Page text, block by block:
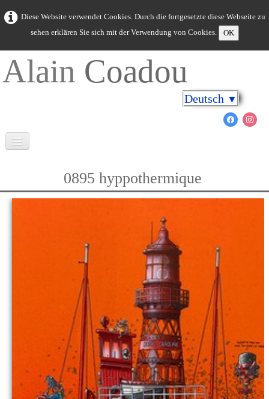
Diese Website verwendet Cookies. Durch die fortgesetzte diese Webseite zu
sehen erklären Sie sich mit der Verwendung von Cookies.
OK
Alain Coadou
Deutsch ▼
Bretagne in Farben0895 hyppothermique